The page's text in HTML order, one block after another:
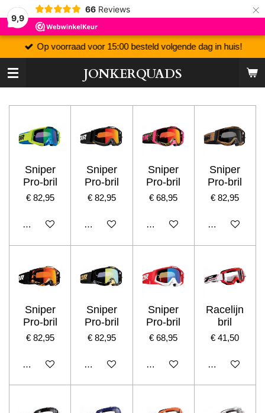
9,9
66 Reviews ×
JONKERQUADS
Op voorraad voor 15:00 besteld volgende dag in huis!
Sniper
Pro-bril
€ 82,95
In winkelwagen
Sniper
Pro-bril
€ 82,95
In winkelwagen
Sniper
Pro-bril
€ 68,95
In winkelwagen
Sniper
Pro-bril
€ 82,95
In
Sniper
Pro-bril
€ 82,95
In winkelwagen
Sniper
Pro-bril
€ 82,95
In winkelwagen
Sniper
Pro-bril
€ 68,95
In winkelwagen
Racelijn
bril
€ 41,50
In